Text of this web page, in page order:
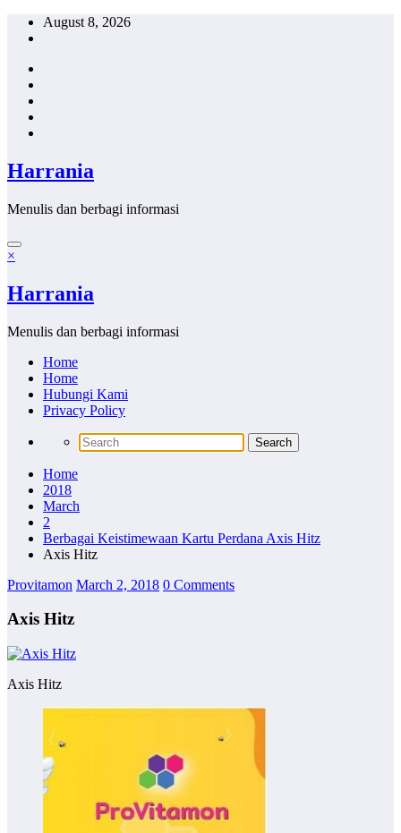
Skip
August 8, 2026
Harrania
Menulis dan berbagi informasi
×
Harrania
Menulis dan berbagi informasi
Home
Home
Hubungi Kami
Privacy Policy
Home
2018
March
2
Berbagai Keistimewaan Kartu Perdana Axis Hitz
Axis Hitz
Provitamon March 2, 2018 0 Comments
Axis Hitz
Axis Hitz